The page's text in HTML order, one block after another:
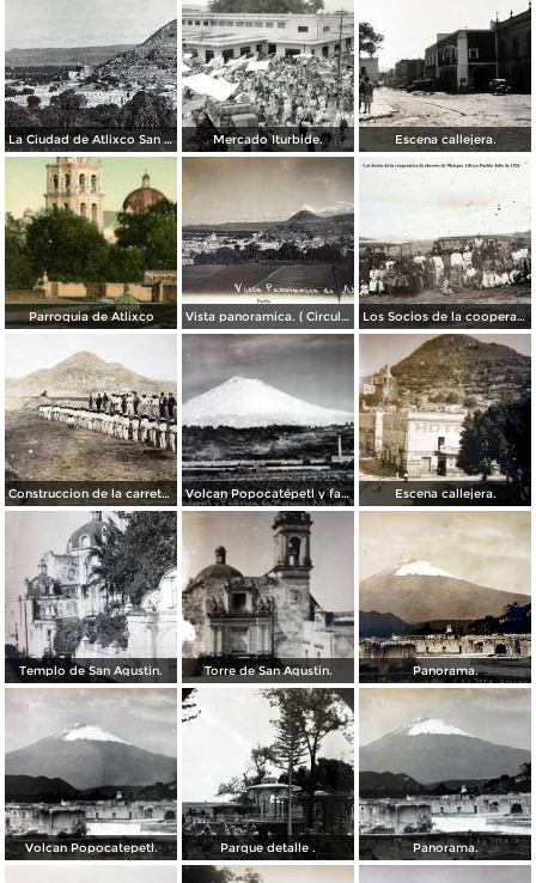
La Ciudad de Atlixco San Miguel. Mercado Iturbide. Escena callejera.
Parroquia de Atlixco Vista panoramica. ( Circulada el 24 de Mayo de 1908 ). Los Socios de la cooperativa de obreros de Metepec Atlixco Puebla Julio de 1926
Construccion de la carretera Atlixco San Martin,. Volcan Popocatépetl y fabrica de Metepec. Escena callejera.
Templo de San Agustin. Torre de San Agustin. Panorama.
Volcan Popocatepetl. Parque detalle . Panorama.